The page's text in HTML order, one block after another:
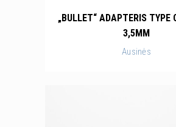
„BULLET“ ADAPTERIS TYPE
3,5MM
Ausinės